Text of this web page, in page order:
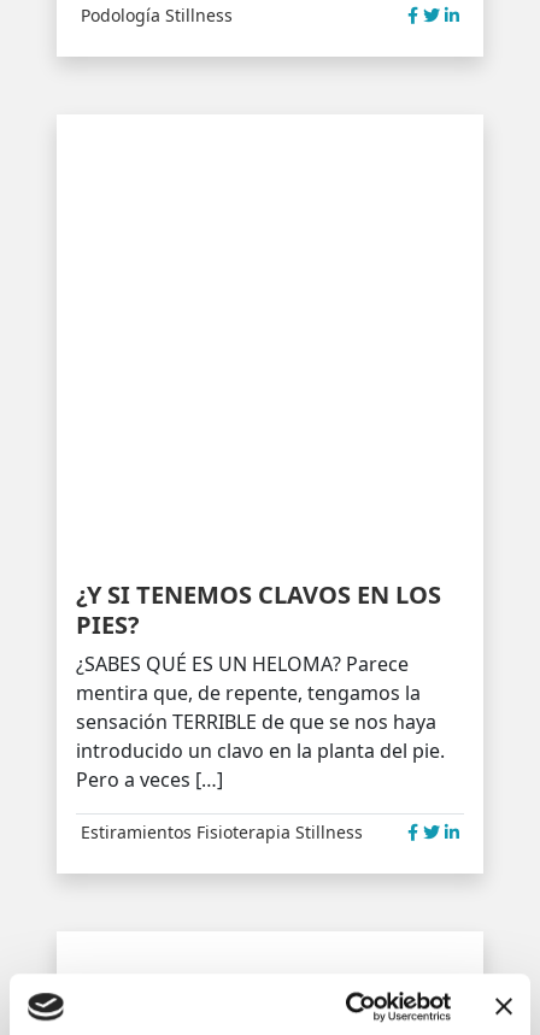
Podología Stillness
¿Y SI TENEMOS CLAVOS EN LOS
PIES?
¿SABES QUÉ ES UN HELOMA? Parece
mentira que, de repente, tengamos la
sensación TERRIBLE de que se nos haya
introducido un clavo en la planta del pie.
Pero a veces […]
Estiramientos Fisioterapia Stillness